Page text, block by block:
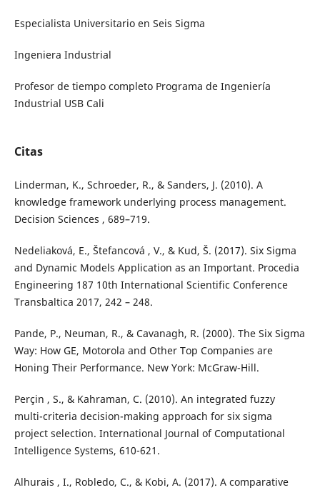
Especialista Universitario en Seis Sigma
Ingeniera Industrial
Profesor de tiempo completo Programa de Ingeniería
Industrial USB Cali
Citas
Linderman, K., Schroeder, R., & Sanders, J. (2010). A
knowledge framework underlying process management.
Decision Sciences , 689–719.
Nedeliaková, E., Štefancová , V., & Kud, Š. (2017). Six Sigma
and Dynamic Models Application as an Important. Procedia
Engineering 187 10th International Scientific Conference
Transbaltica 2017, 242 – 248.
Pande, P., Neuman, R., & Cavanagh, R. (2000). The Six Sigma
Way: How GE, Motorola and Other Top Companies are
Honing Their Performance. New York: McGraw-Hill.
Perçin , S., & Kahraman, C. (2010). An integrated fuzzy
multi-criteria decision-making approach for six sigma
project selection. International Journal of Computational
Intelligence Systems, 610-621.
Alhurais , I., Robledo, C., & Kobi, A. (2017). A comparative